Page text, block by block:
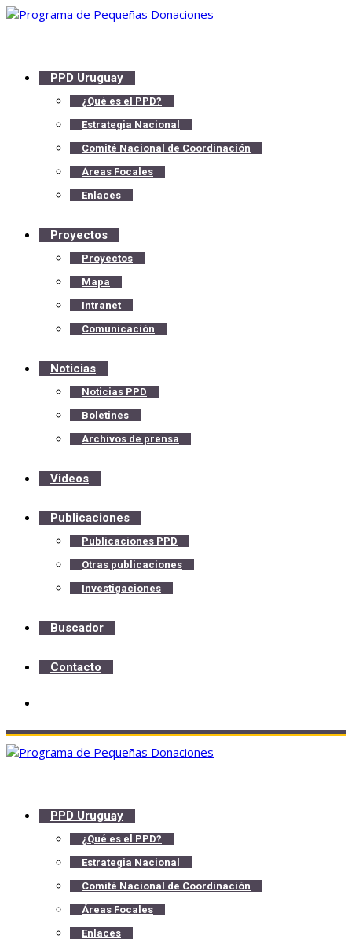
PPD Uruguay
¿Qué es el PPD?
Estrategia Nacional
Comité Nacional de Coordinación
Áreas Focales
Enlaces
Proyectos
Proyectos
Mapa
Intranet
Comunicación
Noticias
Noticias PPD
Boletines
Archivos de prensa
Videos
Publicaciones
Publicaciones PPD
Otras publicaciones
Investigaciones
Buscador
Contacto
PPD Uruguay
¿Qué es el PPD?
Estrategia Nacional
Comité Nacional de Coordinación
Áreas Focales
Enlaces